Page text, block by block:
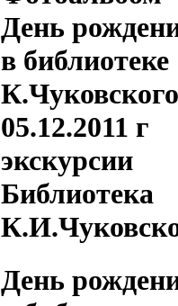
День
в библиотеке
05.12.2011 г
экскурсии
Библиотека
День